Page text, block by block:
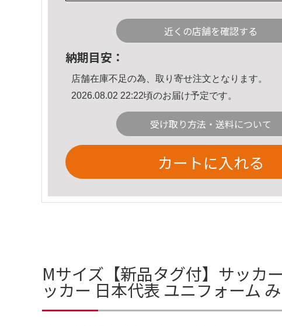
近くの店舗を確認する
納期目安：
店舗在庫不足の為、取り寄せ注文となります。
2026.08.02 22:22頃のお届け予定です。
受け取り方法・送料について
カートに入れる
Mサイズ【新品タグ付】サッカ
ッカー 日本代表 ユニフォーム